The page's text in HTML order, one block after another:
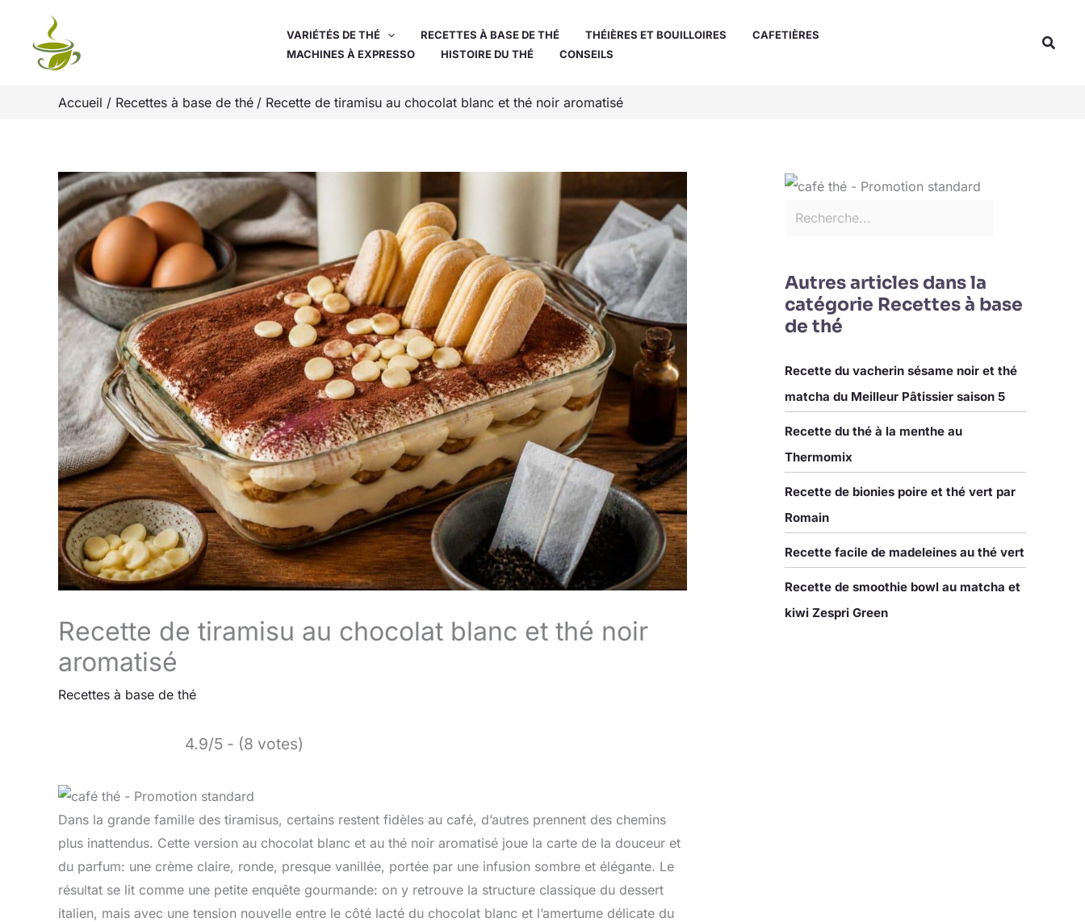
contenu
VARIÉTÉS DE THÉ RECETTES À BASE DE THÉ THÉIÈRES ET BOUILLOIRES
CAFETIÈRES
MACHINES À EXPRESSO
HISTOIRE DU THÉ CONSEILS
Accueil Recettes à base de thé Recette de tiramisu au chocolat blanc et thé noir aromatisé
Recette de tiramisu au chocolat blanc et thé noir
aromatisé
Recettes à base de thé
4.9/5 - (8 votes)
Dans la grande famille des tiramisus, certains restent fidèles au café, d’autres prennent des chemins
plus inattendus. Cette version au chocolat blanc et au thé noir aromatisé joue la carte de la douceur et
du parfum: une crème claire, ronde, presque vanillée, portée par une infusion sombre et élégante. Le
résultat se lit comme une petite enquête gourmande: on y retrouve la structure classique du dessert
italien, mais avec une tension nouvelle entre le côté lacté du chocolat blanc et l’amertume délicate du
Autres articles dans la
catégorie Recettes à base
de thé
Recette du vacherin sésame noir et thé
matcha du Meilleur Pâtissier saison 5
Recette du thé à la menthe au
Thermomix
Recette de bionies poire et thé vert par
Romain
Recette facile de madeleines au thé vert
Recette de smoothie bowl au matcha et
kiwi Zespri Green